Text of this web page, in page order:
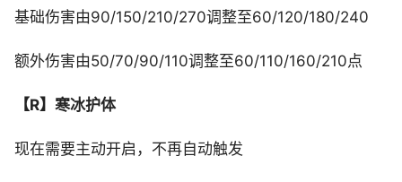
基础伤害由90/150/210/270调整至60/120/180/240
额外伤害由50/70/90/110调整至60/110/160/210点
【R】寒冰护体
现在需要主动开启，不再自动触发